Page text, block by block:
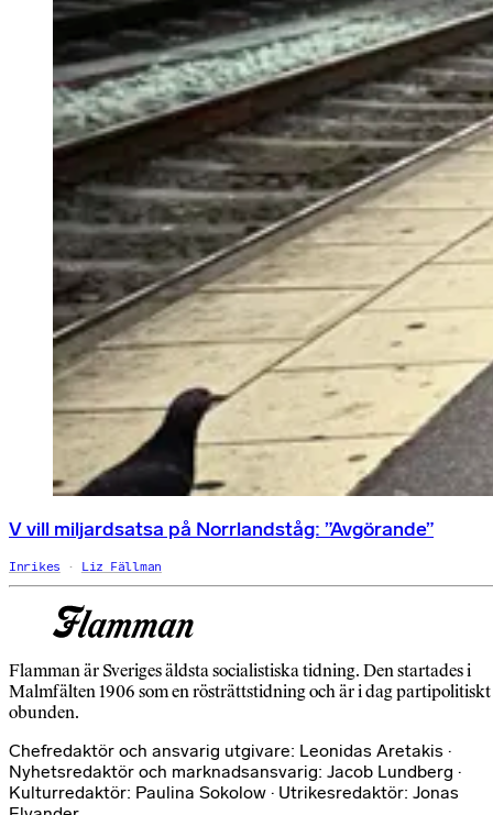
V vill miljardsatsa på Norrlandståg: ”Avgörande”
Inrikes Liz Fällman
Flamman är Sveriges äldsta socialistiska tidning. Den startades i
Malmfälten 1906 som en rösträttstidning och är i dag partipolitiskt
obunden.
Chefredaktör och ansvarig utgivare: Leonidas Aretakis ·
Nyhetsredaktör och marknadsansvarig: Jacob Lundberg ·
Kulturredaktör: Paulina Sokolow · Utrikesredaktör: Jonas